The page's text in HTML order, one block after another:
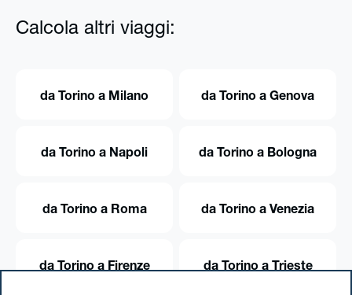
Calcola altri viaggi:
da Torino a Milano da Torino a Genova
da Torino a Napoli da Torino a Bologna
da Torino a Roma da Torino a Venezia
da Torino a Firenze da Torino a Trieste